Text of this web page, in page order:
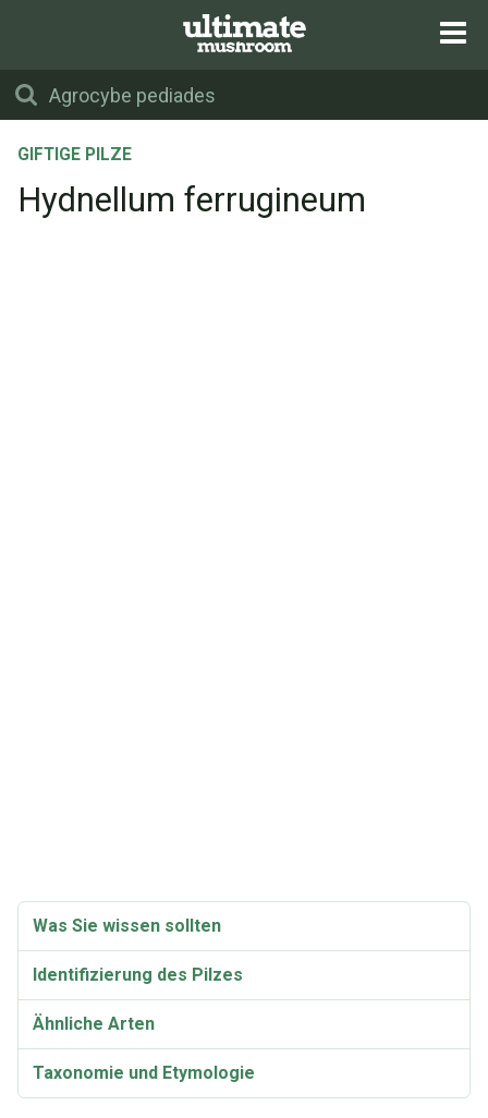
GIFTIGE PILZE
Hydnellum ferrugineum
Was Sie wissen sollten
Identifizierung des Pilzes
Ähnliche Arten
Taxonomie und Etymologie